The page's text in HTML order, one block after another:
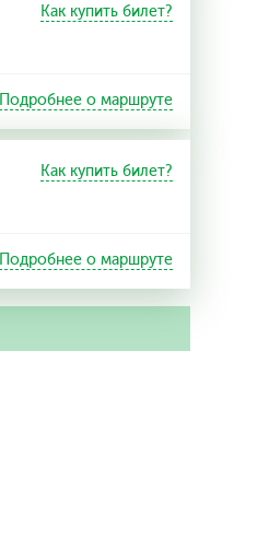
Как купить билет?
Подробнее о маршруте
Как купить билет?
Подробнее о маршруте